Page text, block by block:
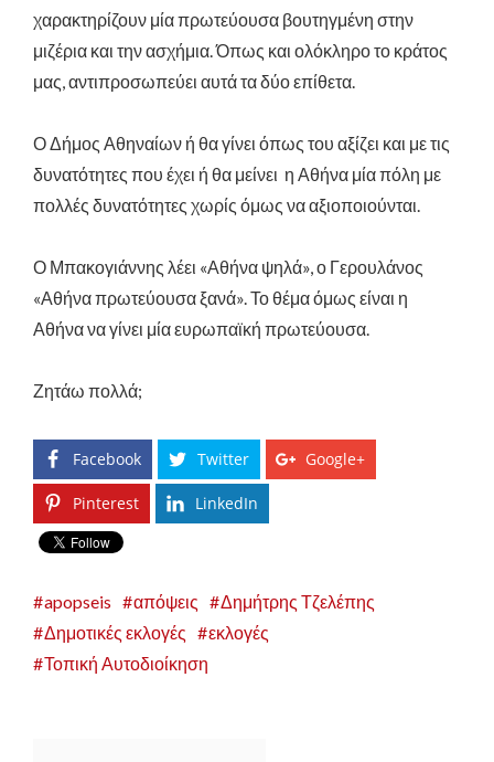
χαρακτηρίζουν μία πρωτεύουσα βουτηγμένη στην
μιζέρια και την ασχήμια. Όπως και ολόκληρο το κράτος
μας, αντιπροσωπεύει αυτά τα δύο επίθετα.
Ο Δήμος Αθηναίων ή θα γίνει όπως του αξίζει και με τις
δυνατότητες που έχει ή θα μείνει η Αθήνα μία πόλη με
πολλές δυνατότητες χωρίς όμως να αξιοποιούνται.
Ο Μπακογιάννης λέει «Αθήνα ψηλά», ο Γερουλάνος
«Αθήνα πρωτεύουσα ξανά». Το θέμα όμως είναι η
Αθήνα να γίνει μία ευρωπαϊκή πρωτεύουσα.
Ζητάω πολλά;
Facebook Twitter Google+
Pinterest LinkedIn
apopseis απόψεις
Δημήτρης Τζελέπης
Δημοτικές εκλογές
εκλογές
Τοπική Αυτοδιοίκηση